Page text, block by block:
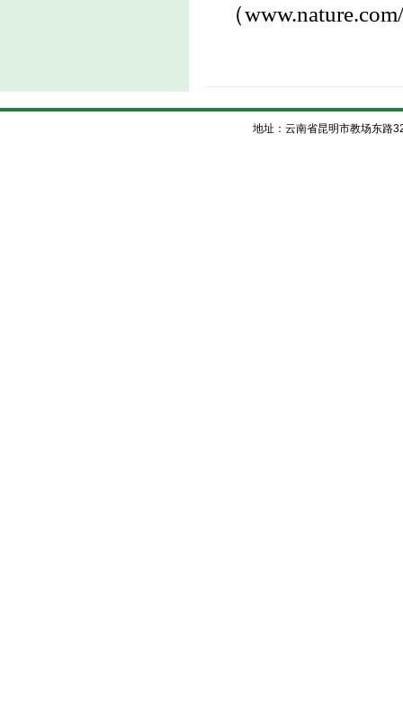
（
地址：云南省昆明市教场东